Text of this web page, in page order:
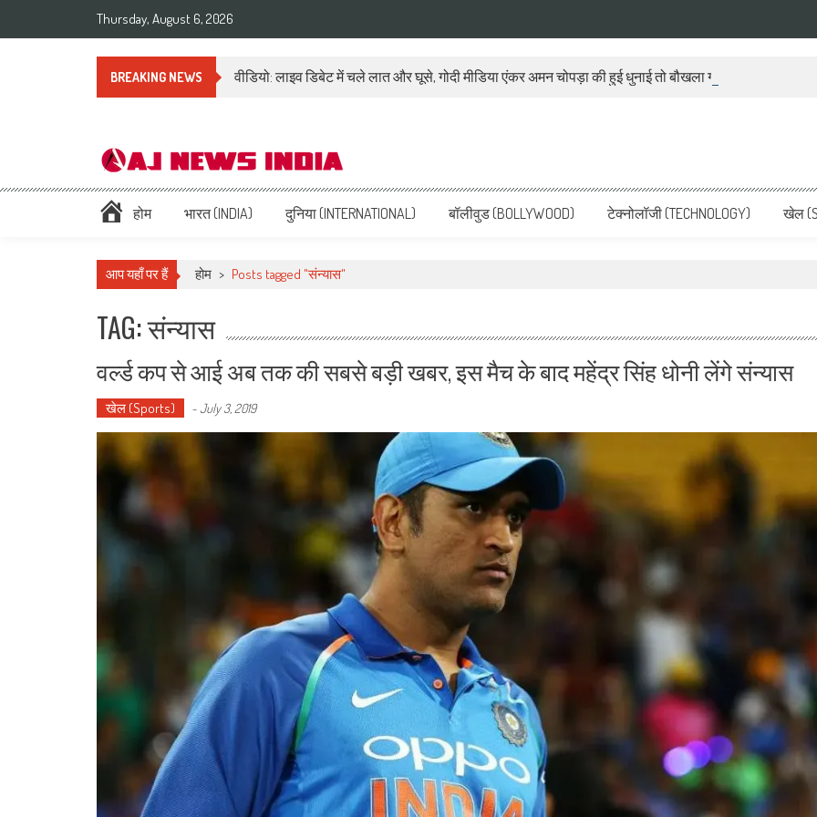
Thursday, August 6, 2026
BREAKING NEWS वीडियो: लाइव डिबेट में चले लात और घूसे, गोदी मीडिया एंकर अमन चोपड़ा की हुई धुनाई तो बौखला गया बीजेपी प्रवक्ता
AAJ News India – Hindi News, Latest News in Hindi, Breaking
Hindi News: हिन्दी समाचार (Hindi News), Latest इंडिया न्यूज़ Headlines live, पढ़ें देश और दुनिया की ताजा ख़बरें
होम भारत (INDIA) दुनिया (INTERNATIONAL) बॉलीवुड (BOLLYWOOD) टेक्नोलॉजी (TECHNOLOGY) खेल
आप यहाँ पर हैं होम > Posts tagged "संन्यास"
TAG: संन्यास
वर्ल्ड कप से आई अब तक की सबसे बड़ी खबर, इस मैच के बाद महेंद्र सिंह धोनी लेंगे संन्यास
खेल (Sports) -July 3, 2019